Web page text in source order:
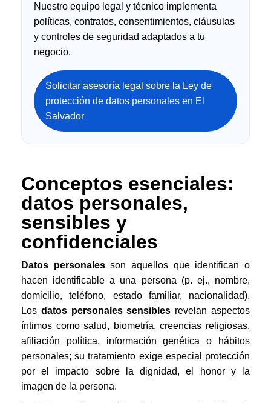
Nuestro equipo legal y técnico implementa
políticas, contratos, consentimientos, cláusulas
y controles de seguridad adaptados a tu
negocio.
Solicitar asesoría legal sobre la Ley de
protección de datos personales en El
Salvador
Conceptos esenciales:
datos personales,
sensibles y
confidenciales
Datos personalesson aquellos que identifican o
hacen identificable a una persona (p. ej., nombre,
domicilio, teléfono, estado familiar, nacionalidad).
Los datos personales sensibles revelan aspectos
íntimos como salud, biometría, creencias religiosas,
afiliación política, información genética o hábitos
personales; su tratamiento exige especial protección
por el impacto sobre la dignidad, el honor y la
imagen de la persona.